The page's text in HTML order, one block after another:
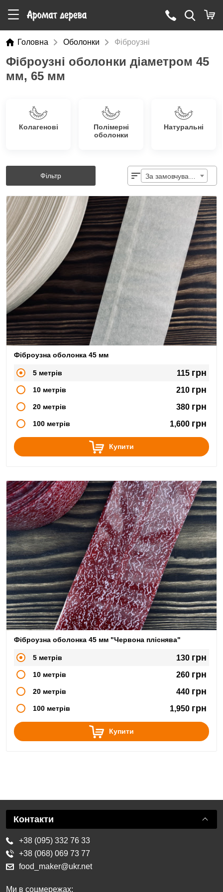
Головна Оболонки Фіброузні
Фіброузні оболонки діаметром 45
мм, 65 мм
Колагенові
Полімерні
оболонки
Натуральні
Фільтр
Фіброузна оболонка 45 мм
5 метрів 115 грн
10 метрів 210 грн
20 метрів 380 грн
100 метрів 1,600 грн
Купити
Фіброузна оболонка 45 мм "Червона пліснява"
5 метрів 130 грн
10 метрів 260 грн
20 метрів 440 грн
100 метрів 1,950 грн
Купити
Контакти
+38 (095) 332 76 33
+38 (068) 069 73 77
food_maker@ukr.net
Ми в соцмережах: